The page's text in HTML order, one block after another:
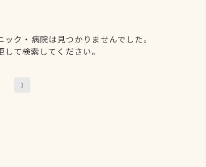
ク・病院は見つかりませんでした。
て検索してください。
1